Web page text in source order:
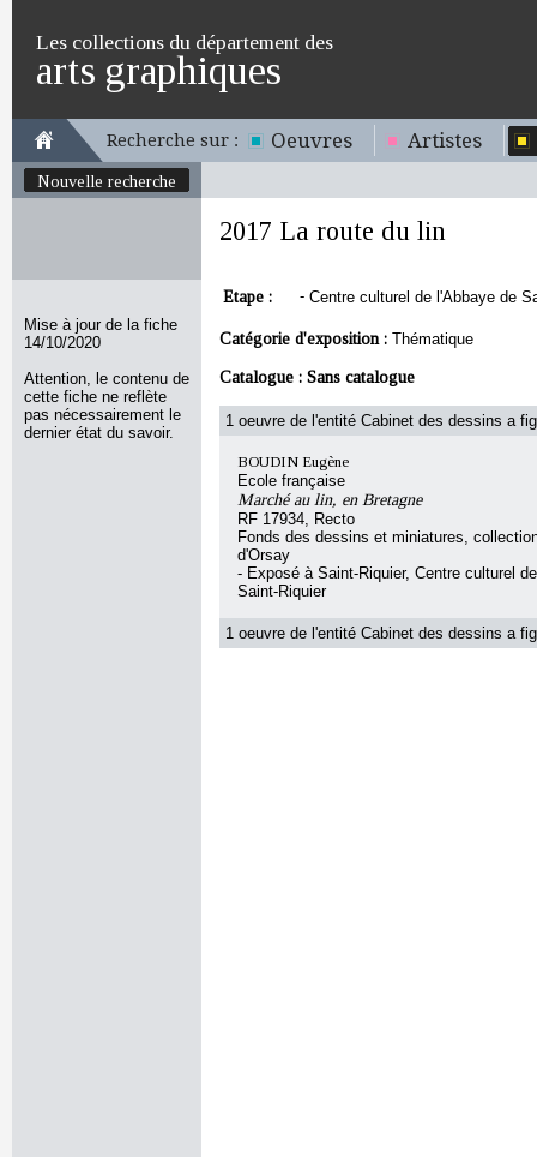
Les collections du département des
arts graphiques
Recherche sur : Oeuvres Artistes
Nouvelle recherche
Mise à jour de la fiche
14/10/2020
Attention, le contenu de
cette fiche ne reflète
pas nécessairement le
dernier état du savoir.
2017 La route du lin
Etape : - Centre culturel de l'Abbaye de
Catégorie d'exposition : Thématique
Catalogue : Sans catalogue
1 oeuvre de l'entité Cabinet des dessins a
BOUDIN Eugène
Ecole française
Marché au lin, en Bretagne
RF 17934, Recto
Fonds des dessins et miniatures,
d'Orsay
- Exposé à Saint-Riquier, Centre culturel
Saint-Riquier
1 oeuvre de l'entité Cabinet des dessins a